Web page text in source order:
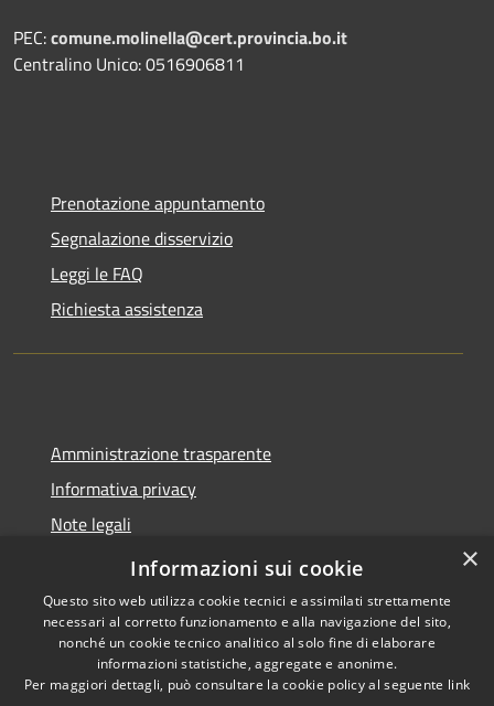
PEC:comune.molinella@cert.provincia.bo.it
Centralino Unico: 0516906811
Prenotazione appuntamento
Segnalazione disservizio
Leggi le FAQ
Richiesta assistenza
Amministrazione trasparente
Informativa privacy
Note legali
Dichiarazione di accessibilità
Accessibilità
Copyright © 2026 • Comune di
Molinella • Powered by
×
Informazioni sui cookie
Questo sito web utilizza cookie tecnici e assimilati strettamente
necessari al corretto funzionamento e alla navigazione del sito,
nonché un cookie tecnico analitico al solo fine di elaborare
informazioni statistiche, aggregate e anonime.
Per maggiori dettagli, può consultare la cookie policy al seguente link